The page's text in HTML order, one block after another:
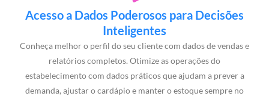
Acesso a Dados Poderosos para Decisões
Inteligentes
Conheça melhor o perfil do seu cliente com dados de vendas e
relatórios completos. Otimize as operações do
estabelecimento com dados práticos que ajudam a prever a
demanda, ajustar o cardápio e manter o estoque sempre no